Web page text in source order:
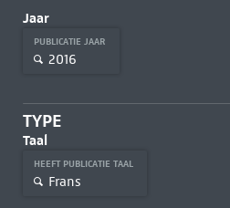
Jaar
PUBLICATIE JAAR
2016
TYPE
Taal
HEEFT PUBLICATIE TAAL
Frans